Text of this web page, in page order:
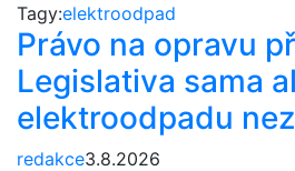
Tagy:elektroodpad
Právo na opravu
Legislativa sama
elektroodpadu
redakce3.8.2026